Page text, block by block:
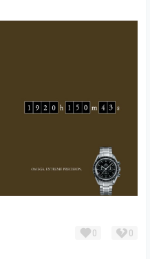
0 0